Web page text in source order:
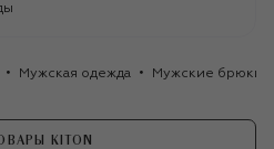
Мужская одежда Мужские брюки
KITON